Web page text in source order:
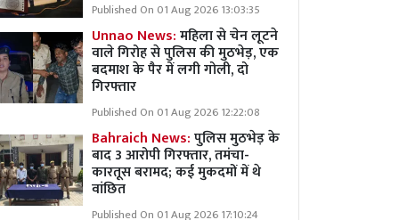
Published On 01 Aug 2026 13:03:35
Unnao News:महिला से चेन लूटने
वाले गिरोह से पुलिस की मुठभेड़, एक
बदमाश के पैर में लगी गोली, दो
गिरफ्तार
Published On 01 Aug 2026 12:22:08
Bahraich News:पुलिस मुठभेड़ के
बाद 3 आरोपी गिरफ्तार, तमंचा-
कारतूस बरामद; कई मुकदमों में थे
वांछित
Published On 01 Aug 2026 17:10:24